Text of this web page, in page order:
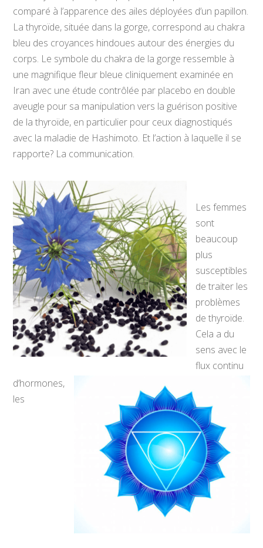
comparé à l’apparence des ailes déployées d’un papillon.
La thyroïde, située dans la gorge, correspond au chakra
bleu des croyances hindoues autour des énergies du
corps. Le symbole du chakra de la gorge ressemble à
une magnifique fleur bleue cliniquement examinée en
Iran avec une étude contrôlée par placebo en double
aveugle pour sa manipulation vers la guérison positive
de la thyroïde, en particulier pour ceux diagnostiqués
avec la maladie de Hashimoto. Et l’action à laquelle il se
rapporte? La communication.
Les femmes
sont
beaucoup
plus
susceptibles
de traiter les
problèmes
de thyroïde.
Cela a du
sens avec le
flux continu
d’hormones,
les